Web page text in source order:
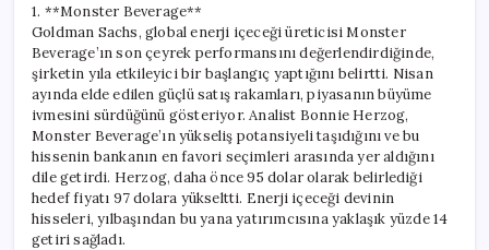
1. **Monster Beverage**
Goldman Sachs, global enerji içeceği üreticisi Monster
Beverage’ın son çeyrek performansını değerlendirdiğinde,
şirketin yıla etkileyici bir başlangıç yaptığını belirtti. Nisan
ayında elde edilen güçlü satış rakamları, piyasanın büyüme
ivmesini sürdüğünü gösteriyor. Analist Bonnie Herzog,
Monster Beverage’ın yükseliş potansiyeli taşıdığını ve bu
hissenin bankanın en favori seçimleri arasında yer aldığını
dile getirdi. Herzog, daha önce 95 dolar olarak belirlediği
hedef fiyatı 97 dolara yükseltti. Enerji içeceği devinin
hisseleri, yılbaşından bu yana yatırımcısına yaklaşık yüzde 14
getiri sağladı.